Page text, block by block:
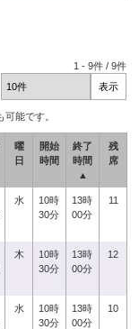
1 -9件 /9件
能です。
曜
日
開始
時間
終了
時間
▲
残
席
水
10時
30分
13時
00分
11
木
10時
30分
13時
00分
12
水
10時
30分
13時
00分
10